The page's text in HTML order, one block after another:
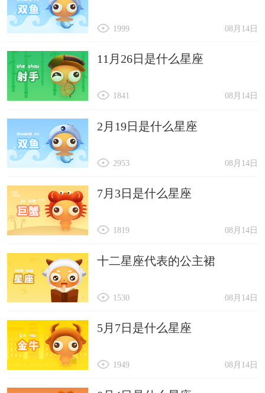
08月14日
1999
11月26日是什么星座
08月14日
1841
2月19日是什么星座
08月14日
2953
7月3日是什么星座
08月14日
1819
十二星座代表的公主裙
08月14日
1530
5月7日是什么星座
08月14日
1949